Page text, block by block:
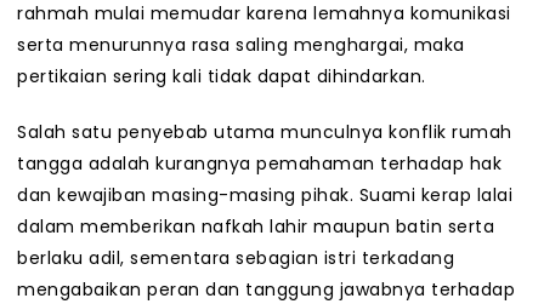
rahmah mulai memudar karena lemahnya komunikasi
serta menurunnya rasa saling menghargai, maka
pertikaian sering kali tidak dapat dihindarkan.
Salah satu penyebab utama munculnya konflik rumah
tangga adalah kurangnya pemahaman terhadap hak
dan kewajiban masing-masing pihak. Suami kerap lalai
dalam memberikan nafkah lahir maupun batin serta
berlaku adil, sementara sebagian istri terkadang
mengabaikan peran dan tanggung jawabnya terhadap